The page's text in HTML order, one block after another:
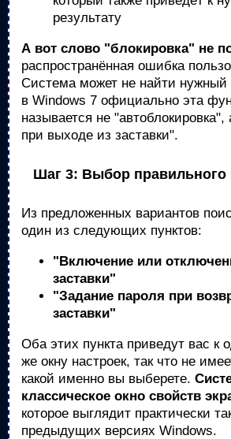
результату
А вот слово "блокировка" не
распространённая ошибка
Система может не найти нужный
в Windows 7 официально эта
называется не "автоблокировка",
при выходе из заставки".
Шаг 3: Выбор правильного
Из предложенных вариантов
один из следующих пунктов:
"Включение или
заставки"
"Задание пароля при
заставки"
Оба этих пункта приведут вас к
же окну настроек, так что не
какой именно вы выберете.
классическое окно свойств
которое выглядит практически
предыдущих версиях Windows.